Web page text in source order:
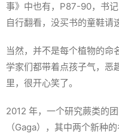
事》中也有，P87-90，书
自行翻看，没买书的童鞋
当然，并不是每个植物的命
学家们都带着点孩子气，恶
里，很开心笑了。
2012 年，一个研究蕨类的
（Gaga），其中两个新种